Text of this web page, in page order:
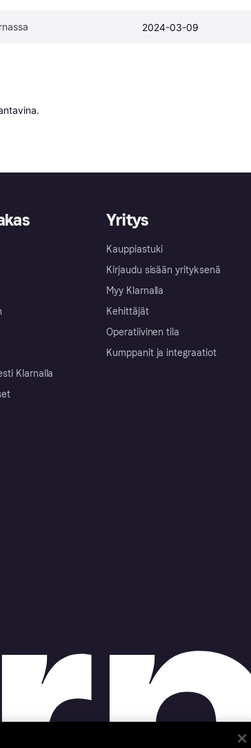
2024-03-09
Klarnalla
Yritys
Kauppiastuki
Kirjaudu sisään yrityksenä
Myy Klarnalla
Kehittäjät
Operatiivinen tila
Kumppanit ja integraatiot